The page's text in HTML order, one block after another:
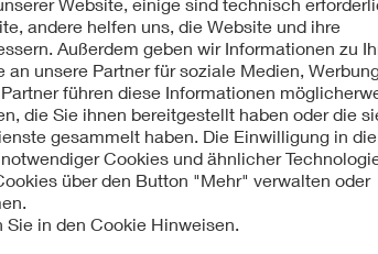
rund um Berlin, Berlin 1997
Wilsdruff; in: Das Archiv. Magazin für